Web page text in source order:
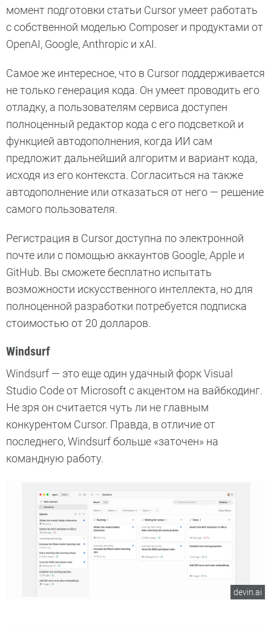
момент подготовки статьи Cursor умеет работать
с собственной моделью Composer и продуктами от
OpenAI, Google, Anthropic и xAI.
Самое же интересное, что в Cursor поддерживается
не только генерация кода. Он умеет проводить его
отладку, а пользователям сервиса доступен
полноценный редактор кода с его подсветкой и
функцией автодополнения, когда ИИ сам
предложит дальнейший алгоритм и вариант кода,
исходя из его контекста. Согласиться на также
автодополнение или отказаться от него — решение
самого пользователя.
Регистрация в Cursor доступна по электронной
почте или с помощью аккаунтов Google, Apple и
GitHub. Вы сможете бесплатно испытать
возможности искусственного интеллекта, но для
полноценной разработки потребуется подписка
стоимостью от 20 долларов.
Windsurf
Windsurf — это еще один удачный форк Visual
Studio Code от Microsoft с акцентом на вайбкодинг.
Не зря он считается чуть ли не главным
конкурентом Cursor. Правда, в отличие от
последнего, Windsurf больше «заточен» на
командную работу.
devin.ai